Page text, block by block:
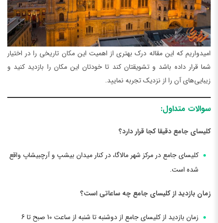
امیدواریم که این مقاله درک بهتری از اهمیت این مکان تاریخی را در اختیار
شما قرار داده باشد و تشویقتان کند تا خودتان این مکان را بازدید کنید و
زیبایی‌های آن را از نزدیک تجربه نمایید.
سوالات متداول:
کلیسای جامع دقیقا کجا قرار دارد؟
کلیسای جامع در مرکز شهر مالاگا، در کنار میدان بیشپ و آرچبیشاپ واقع
شده است.
زمان بازدید از کلیسای جامع چه ساعاتی است؟
زمان بازدید از کلیسای جامع از دوشنبه تا شنبه از ساعت 10 صبح تا 6